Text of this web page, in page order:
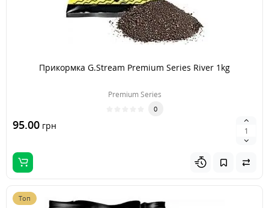
Прикормка G.Stream Premium Series River 1kg
Premium Series
0
95.00 грн
Топ